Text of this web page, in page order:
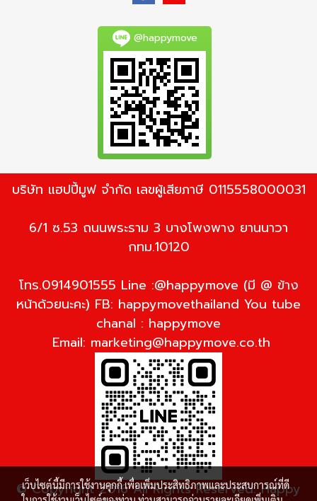
@happymove
บริษัท แฮปปี้มูฟ จำกัด เลขผู้เสียภาษี 0115558000031
6/1 ซ.53 ถนนพระราม 3 บางโพงพาง ยานนาวา
กทม.10120
โทร.0914901555 Line :@happymove (มี @ ข้าง
หน้าด้วยนะคะ) FB: happymovethailand You tube
chanal : happymove
Email: marketing@happymove.co.th
© Copyright 2016 All Rights Reserved. Happy
เว็บไซต์นี้มีการใช้งานคุกกี้ เพื่อเพิ่มประสิทธิภาพและประสบการณ์ที่ดี